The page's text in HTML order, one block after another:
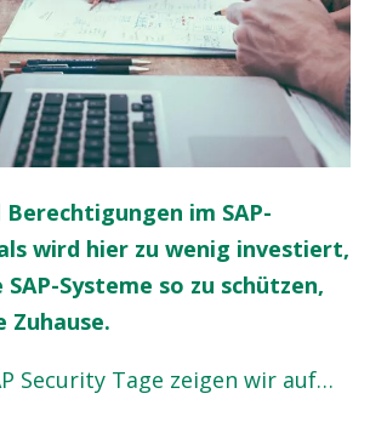
im SAP-
wird hier zu wenig investiert,
Systeme so zu schützen,
Zuhause.
Security Tage zeigen wir auf…